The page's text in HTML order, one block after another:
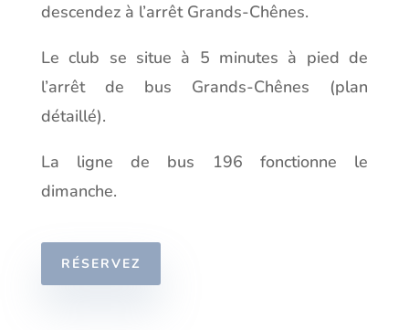
descendez à l’arrêt Grands-Chênes.
Le club se situe à 5 minutes à pied de
l’arrêt de bus Grands-Chênes (plan
détaillé).
La ligne de bus 196 fonctionne le
dimanche.
RÉSERVEZ